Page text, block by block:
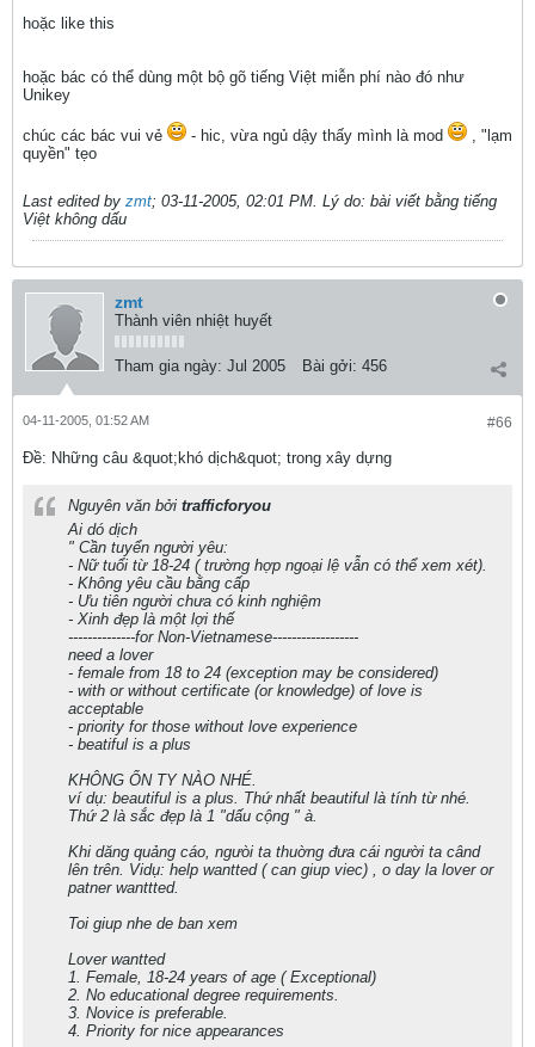
hoặc like this
hoặc bác có thể dùng một bộ gõ tiếng Việt miễn phí nào đó như
Unikey
chúc các bác vui vẻ - hic, vừa ngủ dậy thấy mình là mod
, "lạm
quyền" tẹo
Last edited by zmt; 03-11-2005, 02:01 PM. Lý do: bài viết bằng tiếng
Việt không dấu
zmt
Thành viên nhiệt huyết
Tham gia ngày: Jul 2005 Bài gởi: 456
#66
04-11-2005, 01:52 AM
Ðề: Những câu &quot;khó dịch&quot; trong xây dựng
Nguyên văn bởi trafficforyou
Ai dó dịch
" Cần tuyển người yêu:
- Nữ tuổi từ 18-24 ( trường hợp ngoại lệ vẫn có thể xem xét).
- Không yêu cầu bằng cấp
- Ưu tiên người chưa có kinh nghiệm
- Xinh đẹp là một lợi thế
--------------for Non-Vietnamese------------------
need a lover
- female from 18 to 24 (exception may be considered)
- with or without certificate (or knowledge) of love is
acceptable
- priority for those without love experience
- beatiful is a plus
KHÔNG ỔN TY NÀO NHÉ.
ví dụ: beautiful is a plus. Thứ nhất beautiful là tính từ nhé.
Thứ 2 là sắc đẹp là 1 "dấu cộng " à.
Khi dăng quảng cáo, ngưòi ta thuờng đưa cái người ta când
lên trên. Vidụ: help wantted ( can giup viec) , o day la lover or
patner wanttted.
Toi giup nhe de ban xem
Lover wantted
1. Female, 18-24 years of age ( Exceptional)
2. No educational degree requirements.
3. Novice is preferable.
4. Priority for nice appearances